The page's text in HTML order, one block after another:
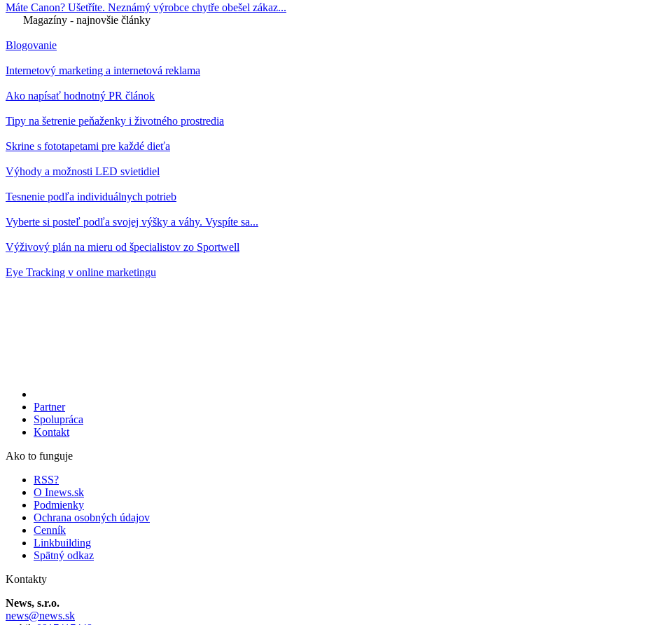
Máte Canon? Ušetříte. Neznámý výrobce chytře obešel zákaz...
Magazíny - najnovšie články
Blogovanie
Internetový marketing a internetová reklama
Ako napísať hodnotný PR článok
Tipy na šetrenie peňaženky i životného prostredia
Skrine s fototapetami pre každé dieťa
Výhody a možnosti LED svietidiel
Tesnenie podľa individuálnych potrieb
Vyberte si posteľ podľa svojej výšky a váhy. Vyspíte sa...
Výživový plán na mieru od špecialistov zo Sportwell
Eye Tracking v online marketingu
Partner
Spolupráca
Kontakt
Ako to funguje
RSS?
O Inews.sk
Podmienky
Ochrana osobných údajov
Cenník
Linkbuilding
Spätný odkaz
Kontakty
News, s.r.o.
news@news.sk